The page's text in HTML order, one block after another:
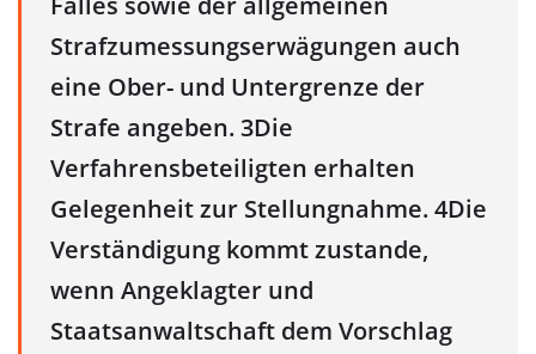
Strafzumessungserwägungen auch
eine Ober- und Untergrenze der
Strafe angeben. 3Die
Verfahrensbeteiligten erhalten
Gelegenheit zur Stellungnahme. 4Die
Verständigung kommt zustande,
wenn Angeklagter und
Staatsanwaltschaft dem Vorschlag